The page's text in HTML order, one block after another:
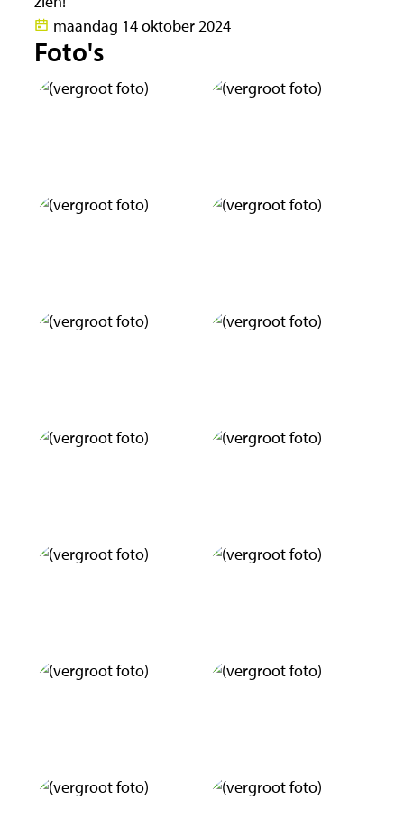
maandag 14 oktober 2024
Foto's